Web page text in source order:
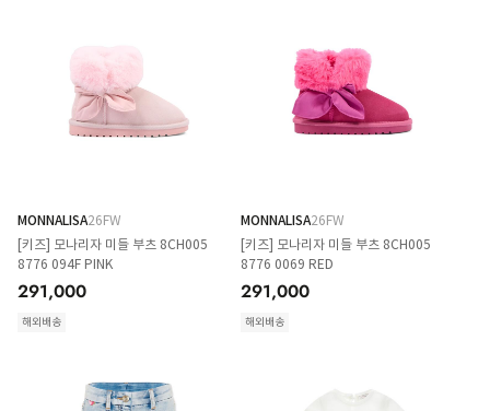
MONNALISA26FW
[키즈] 모나리자 미들 부츠 8CH005
8776 094F PINK
291,000
해외배송
MONNALISA26FW
[키즈] 모나리자 미들 부츠 8CH005
8776 0069 RED
291,000
해외배송